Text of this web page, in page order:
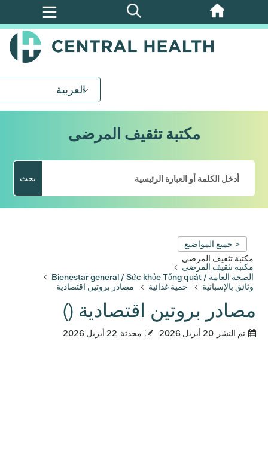
تخطي
العربية
مكتبة تثقيف المرضى
بحث
< جميع المواضيع
مكتبة تثقيف المرضى
مكتبة تثقيف المرضى
الصحة العامة / Bienestar general / Sức khỏe Tổng quát
وثائق بالإسبانية
حمية غذائية مصادر بروتين اقتصادية
مصادر بروتين اقتصادية ()
تم النشر 20 أبريل 2026 محدثة 22 أبريل 2026